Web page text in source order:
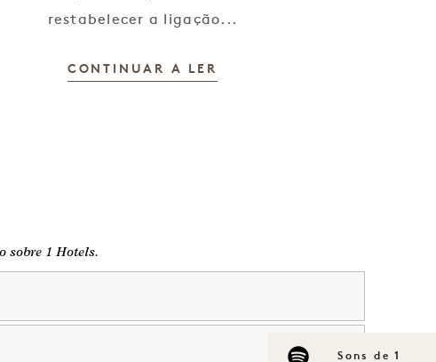
restabelecer a ligação...
CONTINUAR A LER
Sons de 1
sobre 1 Hotels.